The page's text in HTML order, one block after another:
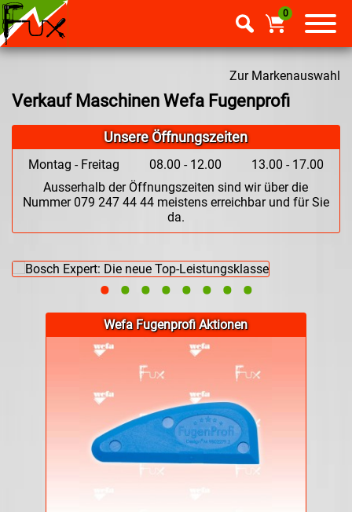
0
Verkauf Maschinen Wefa Fugenprofi
Zur Markenauswahl
Unsere Öffnungszeiten
Montag - Freitag 08.00 - 12.00
13.00 - 17.00
Ausserhalb der Öffnungszeiten sind wir über die
Nummer 079 247 44 44 meistens erreichbar und für Sie
da.
••••••••
Wefa Fugenprofi Aktionen